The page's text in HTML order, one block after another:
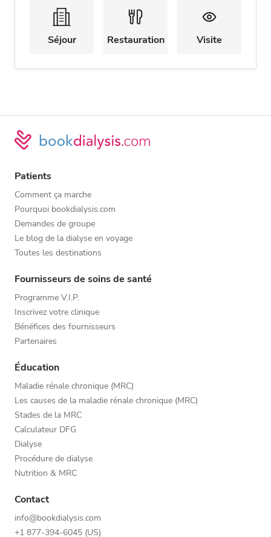
Séjour Restauration Visite
Patients
Comment ça marche
Pourquoi bookdialysis.com
Demandes de groupe
Le blog de la dialyse en voyage
Toutes les destinations
Fournisseurs de soins de santé
Programme V.I.P.
Inscrivez votre clinique
Bénéfices des fournisseurs
Partenaires
Éducation
Maladie rénale chronique (MRC)
Les causes de la maladie rénale chronique (MRC)
Stades de la MRC
Calculateur DFG
Dialyse
Procédure de dialyse
Nutrition & MRC
Contact
info@bookdialysis.com
+1 877-394-6045 (US)